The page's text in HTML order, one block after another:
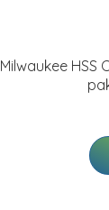
Milwaukee HSS